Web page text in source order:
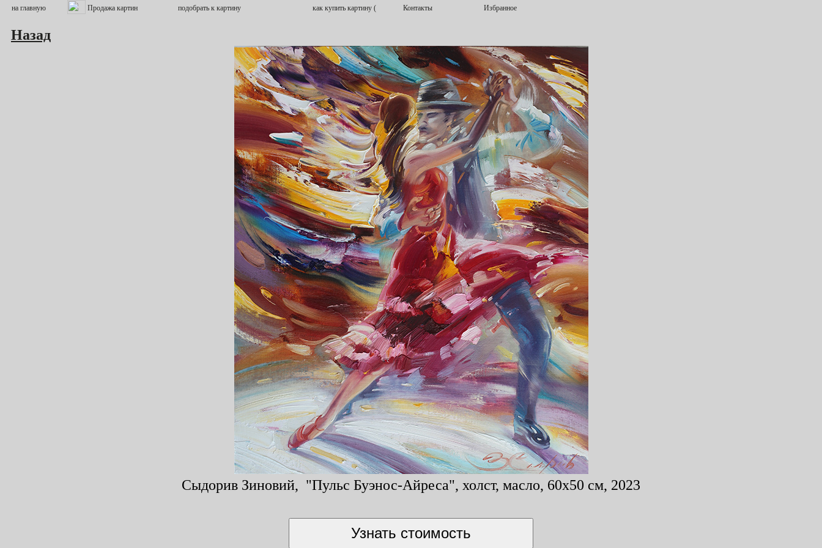
Назад
Сыдорив Зиновий, "Пульс Буэнос-Айреса", холст, масло, 60x50 см, 2023